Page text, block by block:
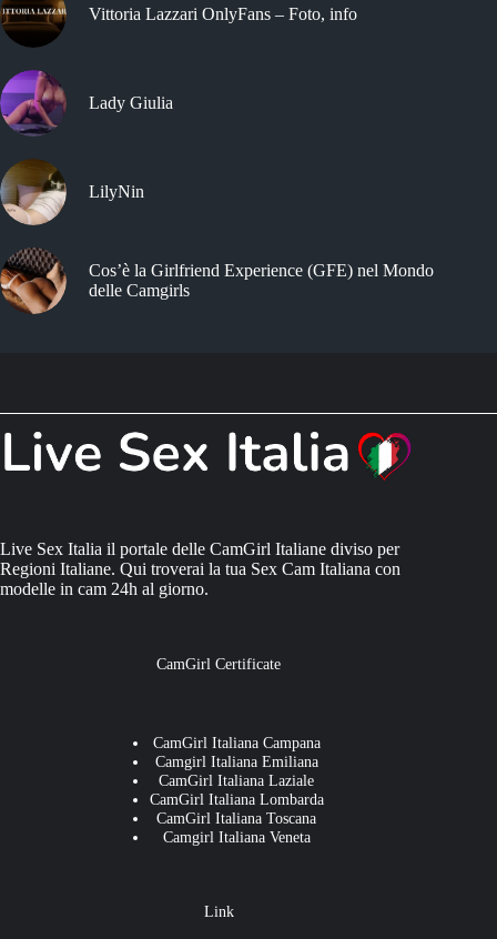
Vittoria Lazzari OnlyFans – Foto, info
Lady Giulia
LilyNin
Cos’è la Girlfriend Experience (GFE) nel Mondo
delle Camgirls
Live Sex Italia il portale delle CamGirl Italiane diviso per
Regioni Italiane. Qui troverai la tua Sex Cam Italiana con
modelle in cam 24h al giorno.
CamGirl Certificate
CamGirl Italiana Campana
Camgirl Italiana Emiliana
CamGirl Italiana Laziale
CamGirl Italiana Lombarda
CamGirl Italiana Toscana
Camgirl Italiana Veneta
Link